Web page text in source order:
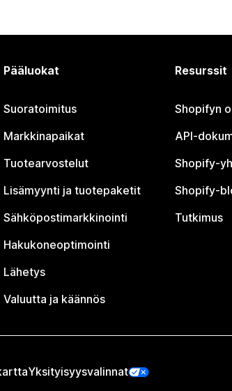
Pääluokat
Suoratoimitus
Markkinapaikat
Tuotearvostelut
Lisämyynti ja tuotepaketit
Sähköpostimarkkinointi
Hakukoneoptimointi
Lähetys
Valuutta ja käännös
Resurssit
Shopifyn
API-
Shopify-
Shopify-
Tutkimus
Yksityisyysvalinnat